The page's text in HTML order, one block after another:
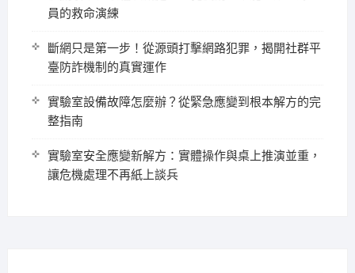
員的救命演練
斷網只是第一步！從源頭打擊網路犯罪，揭開社群平
臺防詐機制的真實運作
實驗室設備故障怎麼辦？從緊急應變到根本解方的完
整指南
實驗室安全應變新解方：實體操作與桌上推演並重，
讓危機處理不再紙上談兵